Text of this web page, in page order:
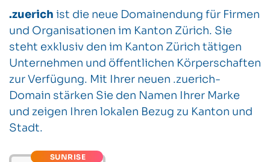
.zuerich ist die neue Domainendung für Firmen
und Organisationen im Kanton Zürich. Sie
steht exklusiv den im Kanton Zürich tätigen
Unternehmen und öffentlichen Körperschaften
zur Verfügung. Mit Ihrer neuen .zuerich-
Domain stärken Sie den Namen Ihrer Marke
und zeigen Ihren lokalen Bezug zu Kanton und
Stadt.
SUNRISE